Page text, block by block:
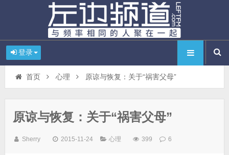
登录
首页 心理 原谅与恢复：关于“祸害父母”
原谅与恢复：关于“祸害父母”
Sherry 2015-11-24 心理 399 6